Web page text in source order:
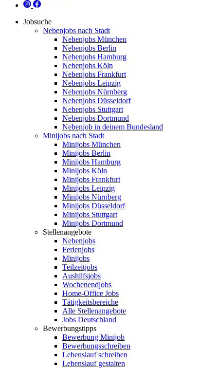
Jobsuche
Nebenjobs nach Stadt
Nebenjobs München
Nebenjobs Berlin
Nebenjobs Hamburg
Nebenjobs Köln
Nebenjobs Frankfurt
Nebenjobs Leipzig
Nebenjobs Nürnberg
Nebenjobs Düsseldorf
Nebenjobs Stuttgart
Nebenjobs Dortmund
Nebenjob in deinem Bundesland
Minijobs nach Stadt
Minijobs München
Minijobs Berlin
Minijobs Hamburg
Minijobs Köln
Minijobs Frankfurt
Minijobs Leipzig
Minijobs Nürnberg
Minijobs Düsseldorf
Minijobs Stuttgart
Minijobs Dortmund
Stellenangebote
Nebenjobs
Ferienjobs
Minijobs
Teilzeitjobs
Aushilfsjobs
Wochenendjobs
Home-Office Jobs
Tätigkeitsbereiche
Alle Stellenangebote
Jobs Deutschland
Bewerbungstipps
Bewerbung Minijob
Bewerbungsschreiben
Lebenslauf schreiben
Lebenslauf gestalten